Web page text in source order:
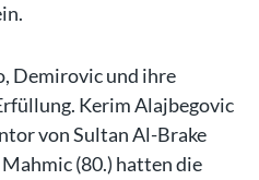
Demirovic und ihre
Kerim Alajbegovic
von Sultan Al-Brake
(80.) hatten die